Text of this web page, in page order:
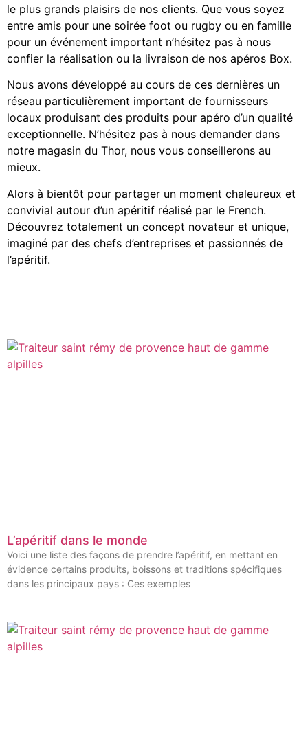
le plus grands plaisirs de nos clients. Que vous soyez
entre amis pour une soirée foot ou rugby ou en famille
pour un événement important n’hésitez pas à nous
confier la réalisation ou la livraison de nos apéros Box.
Nous avons développé au cours de ces dernières un
réseau particulièrement important de fournisseurs
locaux produisant des produits pour apéro d’un qualité
exceptionnelle. N’hésitez pas à nous demander dans
notre magasin du Thor, nous vous conseillerons au
mieux.
Alors à bientôt pour partager un moment chaleureux et
convivial autour d’un apéritif réalisé par le French.
Découvrez totalement un concept novateur et unique,
imaginé par des chefs d’entreprises et passionnés de
l’apéritif.
L’apéritif dans le monde
Voici une liste des façons de prendre l’apéritif, en mettant en
évidence certains produits, boissons et traditions spécifiques
dans les principaux pays : Ces exemples